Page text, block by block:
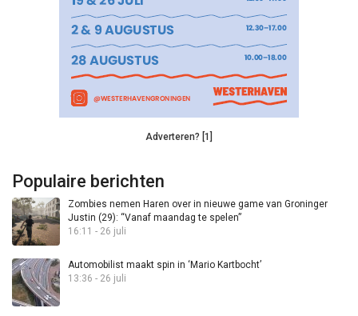
Adverteren? [1]
Populaire berichten
Zombies nemen Haren over in nieuwe game van Groninger
Justin (29): “Vanaf maandag te spelen”
16:11 - 26 juli
Automobilist maakt spin in ‘Mario Kartbocht’
13:36 - 26 juli